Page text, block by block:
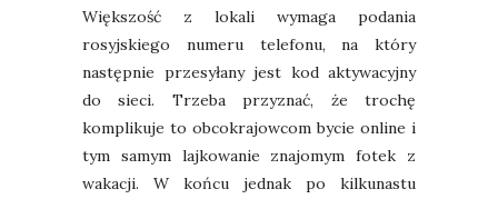
Większość z lokali wymaga podania
rosyjskiego numeru telefonu, na który
następnie przesyłany jest kod aktywacyjny
do sieci. Trzeba przyznać, że trochę
komplikuje to obcokrajowcom bycie online i
tym samym lajkowanie znajomym fotek z
wakacji. W końcu jednak po kilkunastu